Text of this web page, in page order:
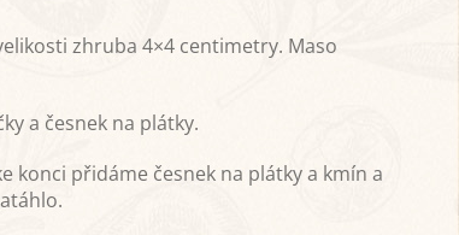
zhruba 4×4 centimetry. Maso
a česnek na plátky.
konci přidáme česnek na plátky a kmín a